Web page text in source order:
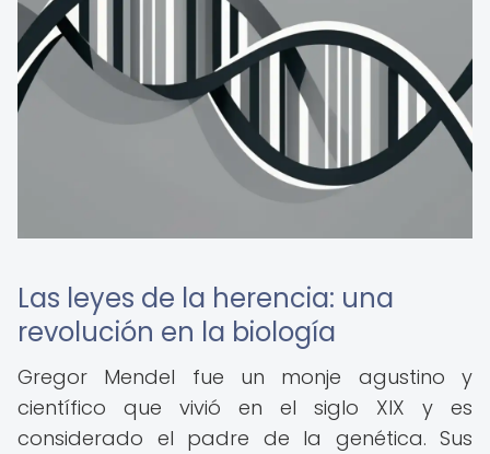
Las leyes de la herencia: una
revolución en la biología
Gregor Mendel fue un monje agustino y
científico que vivió en el siglo XIX y es
considerado el padre de la genética. Sus